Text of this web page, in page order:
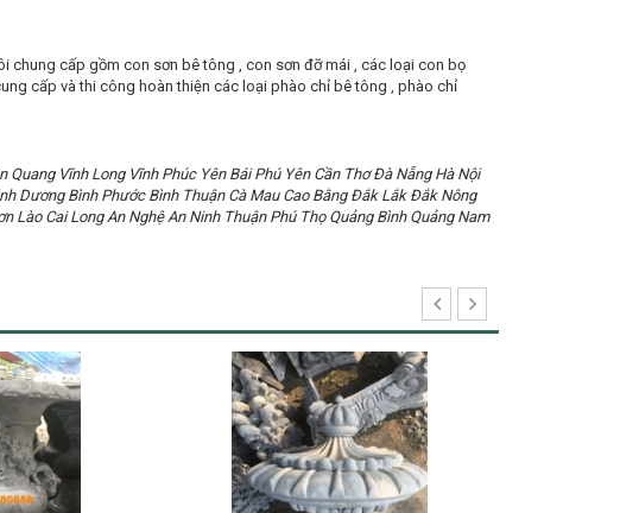
chung cấp gồm con sơn bê tông , con sơn đỡ mái , các loại con bọ
cấp và thi công hoàn thiện các loại phào chỉ bê tông , phào chỉ
Vĩnh Long Vĩnh Phúc Yên Bái Phú Yên Cần Thơ Đà Nẵng Hà Nội
Dương Bình Phước Bình Thuận Cà Mau Cao Bằng Đắk Lắk Đắk Nông
Cai Long An Nghệ An Ninh Thuận Phú Thọ Quảng Bình Quảng Nam